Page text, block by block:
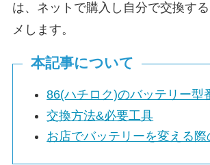
は、ネットで購入し自分で交換す
メします。
本記事について
86(ハチロク)のバッテリー型
交換方法&必要工具
お店でバッテリーを変える際